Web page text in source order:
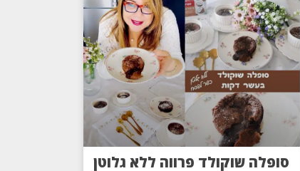
סופלה שוקולד פרווה ללא גלוטן